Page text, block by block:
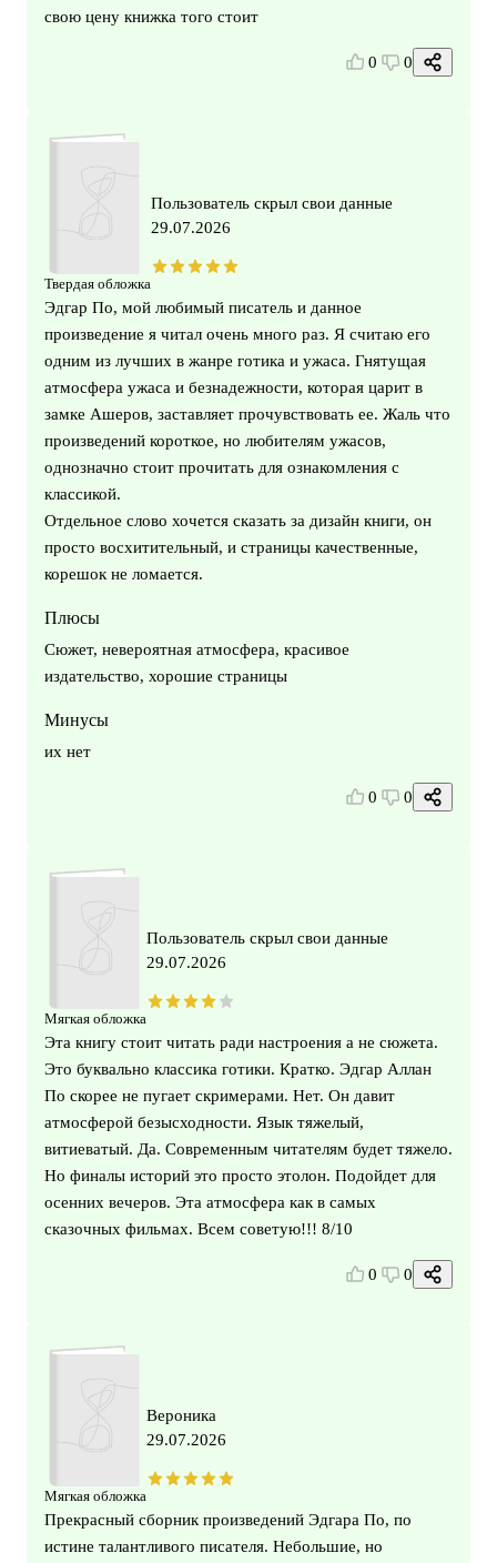
свою цену книжка того стоит
0 0
Твердая обложка
Пользователь скрыл свои данные
29.07.2026
Эдгар По, мой любимый писатель и данное
произведение я читал очень много раз. Я считаю его
одним из лучших в жанре готика и ужаса. Гнятущая
атмосфера ужаса и безнадежности, которая царит в
замке Ашеров, заставляет прочувствовать ее. Жаль что
произведений короткое, но любителям ужасов,
однозначно стоит прочитать для ознакомления с
классикой.
Отдельное слово хочется сказать за дизайн книги, он
просто восхитительный, и страницы качественные,
корешок не ломается.
Плюсы
Сюжет, невероятная атмосфера, красивое
издательство, хорошие страницы
Минусы
их нет
0 0
Мягкая обложка
Пользователь скрыл свои данные
29.07.2026
Эта книгу стоит читать ради настроения а не сюжета.
Это буквально классика готики. Кратко. Эдгар Аллан
По скорее не пугает скримерами. Нет. Он давит
атмосферой безысходности. Язык тяжелый,
витиеватый. Да. Современным читателям будет тяжело.
Но финалы историй это просто этолон. Подойдет для
осенних вечеров. Эта атмосфера как в самых
сказочных фильмах. Всем советую!!! 8/10
0 0
Мягкая обложка
Вероника
29.07.2026
Прекрасный сборник произведений Эдгара По, по
истине талантливого писателя. Небольшие, но